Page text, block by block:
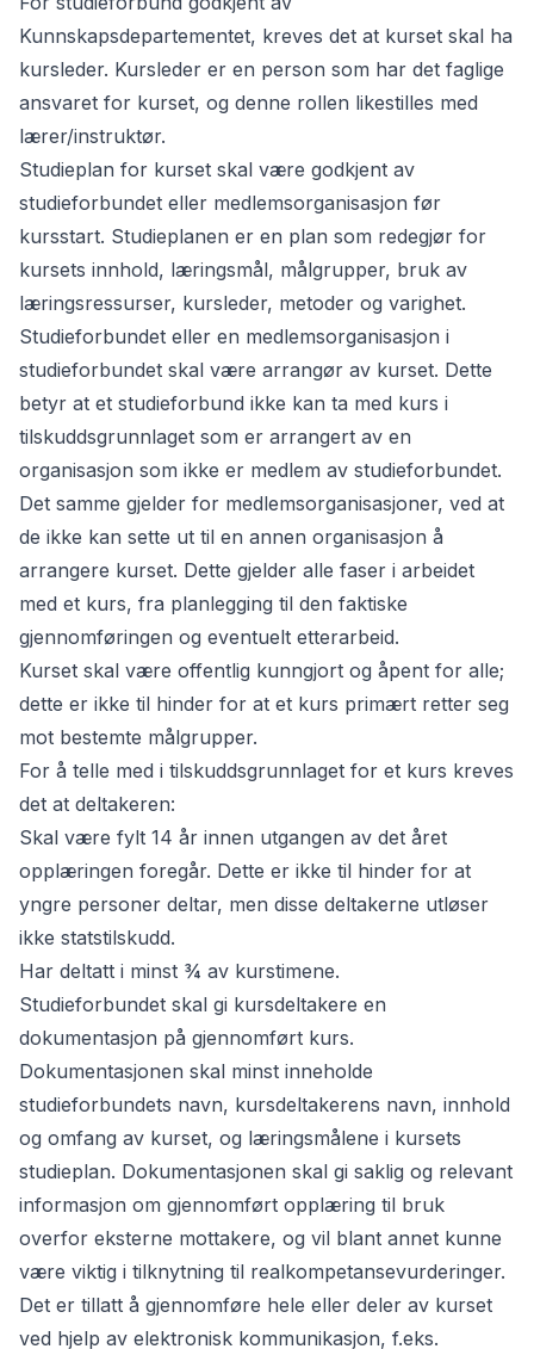
Kunnskapsdepartementet, kreves det at kurset skal ha
kursleder. Kursleder er en person som har det faglige
ansvaret for kurset, og denne rollen likestilles med
lærer/instruktør.
Studieplan for kurset skal være godkjent av
studieforbundet eller medlemsorganisasjon før
kursstart. Studieplanen er en plan som redegjør for
kursets innhold, læringsmål, målgrupper, bruk av
læringsressurser, kursleder, metoder og varighet.
Studieforbundet eller en medlemsorganisasjon i
studieforbundet skal være arrangør av kurset. Dette
betyr at et studieforbund ikke kan ta med kurs i
tilskuddsgrunnlaget som er arrangert av en
organisasjon som ikke er medlem av studieforbundet.
Det samme gjelder for medlemsorganisasjoner, ved at
de ikke kan sette ut til en annen organisasjon å
arrangere kurset. Dette gjelder alle faser i arbeidet
med et kurs, fra planlegging til den faktiske
gjennomføringen og eventuelt etterarbeid.
Kurset skal være offentlig kunngjort og åpent for alle;
dette er ikke til hinder for at et kurs primært retter seg
mot bestemte målgrupper.
For å telle med i tilskuddsgrunnlaget for et kurs kreves
det at deltakeren:
Skal være fylt 14 år innen utgangen av det året
opplæringen foregår. Dette er ikke til hinder for at
yngre personer deltar, men disse deltakerne utløser
ikke statstilskudd.
Har deltatt i minst ¾ av kurstimene.
Studieforbundet skal gi kursdeltakere en
dokumentasjon på gjennomført kurs.
Dokumentasjonen skal minst inneholde
studieforbundets navn, kursdeltakerens navn, innhold
og omfang av kurset, og læringsmålene i kursets
studieplan. Dokumentasjonen skal gi saklig og relevant
informasjon om gjennomført opplæring til bruk
overfor eksterne mottakere, og vil blant annet kunne
være viktig i tilknytning til realkompetansevurderinger.
Det er tillatt å gjennomføre hele eller deler av kurset
ved hjelp av elektronisk kommunikasjon, f.eks.